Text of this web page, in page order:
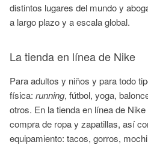
distintos lugares del mundo y
a largo plazo y a escala global.
La tienda en línea de Nike
Para adultos y niños y para todo
física: running, fútbol, yoga,
otros. En la tienda en línea de
compra de ropa y zapatillas, así
equipamiento: tacos, gorros,